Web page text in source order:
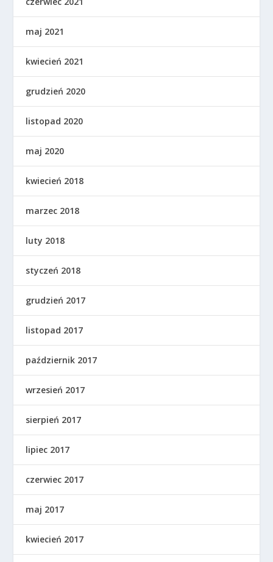
maj 2021
kwiecień 2021
grudzień 2020
listopad 2020
maj 2020
kwiecień 2018
marzec 2018
luty 2018
styczeń 2018
grudzień 2017
listopad 2017
październik 2017
wrzesień 2017
sierpień 2017
lipiec 2017
czerwiec 2017
maj 2017
kwiecień 2017